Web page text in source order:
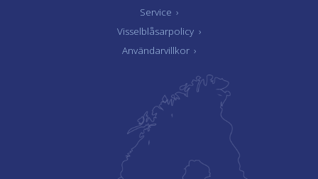
Service ›
Visselblåsarpolicy ›
Användarvillkor ›